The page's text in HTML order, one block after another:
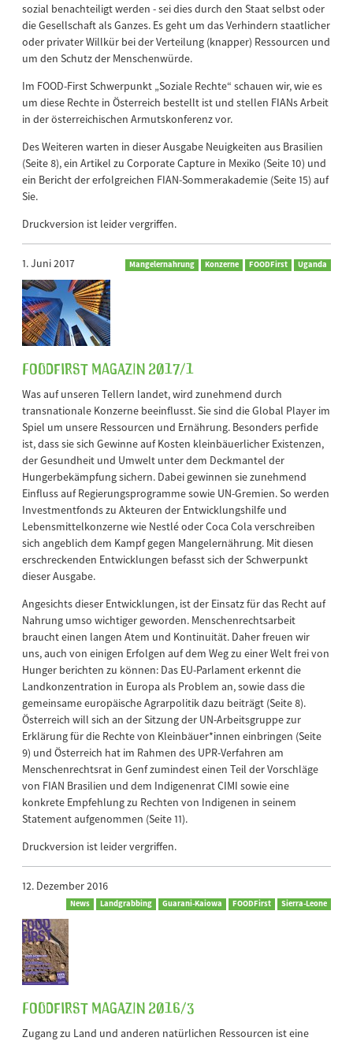
sozial benachteiligt werden - sei dies durch den Staat selbst oder
die Gesellschaft als Ganzes. Es geht um das Verhindern staatlicher
oder privater Willkür bei der Verteilung (knapper) Ressourcen und
um den Schutz der Menschenwürde.
Im FOOD-First Schwerpunkt „Soziale Rechte“ schauen wir, wie es
um diese Rechte in Österreich bestellt ist und stellen FIANs Arbeit
in der österreichischen Armutskonferenz vor.
Des Weiteren warten in dieser Ausgabe Neuigkeiten aus Brasilien
(Seite 8), ein Artikel zu Corporate Capture in Mexiko (Seite 10) und
ein Bericht der erfolgreichen FIAN-Sommerakademie (Seite 15) auf
Sie.
Druckversion ist leider vergriffen.
1. Juni 2017 Mangelernahrung Konzerne FOODFirst Uganda
FOODFirst Magazin 2017/1
Was auf unseren Tellern landet, wird zunehmend durch
transnationale Konzerne beeinflusst. Sie sind die Global Player im
Spiel um unsere Ressourcen und Ernährung. Besonders perfide
ist, dass sie sich Gewinne auf Kosten kleinbäuerlicher Existenzen,
der Gesundheit und Umwelt unter dem Deckmantel der
Hungerbekämpfung sichern. Dabei gewinnen sie zunehmend
Einfluss auf Regierungsprogramme sowie UN-Gremien. So werden
Investmentfonds zu Akteuren der Entwicklungshilfe und
Lebensmittelkonzerne wie Nestlé oder Coca Cola verschreiben
sich angeblich dem Kampf gegen Mangelernährung. Mit diesen
erschreckenden Entwicklungen befasst sich der Schwerpunkt
dieser Ausgabe.
Angesichts dieser Entwicklungen, ist der Einsatz für das Recht auf
Nahrung umso wichtiger geworden. Menschenrechtsarbeit
braucht einen langen Atem und Kontinuität. Daher freuen wir
uns, auch von einigen Erfolgen auf dem Weg zu einer Welt frei von
Hunger berichten zu können: Das EU-Parlament erkennt die
Landkonzentration in Europa als Problem an, sowie dass die
gemeinsame europäische Agrarpolitik dazu beiträgt (Seite 8).
Österreich will sich an der Sitzung der UN-Arbeitsgruppe zur
Erklärung für die Rechte von Kleinbäuer*innen einbringen (Seite
9) und Österreich hat im Rahmen des UPR-Verfahren am
Menschenrechtsrat in Genf zumindest einen Teil der Vorschläge
von FIAN Brasilien und dem Indigenenrat CIMI sowie eine
konkrete Empfehlung zu Rechten von Indigenen in seinem
Statement aufgenommen (Seite 11).
Druckversion ist leider vergriffen.
12. Dezember 2016
News Landgrabbing Guarani-Kaiowa FOODFirst Sierra-Leone
FOODFirst Magazin 2016/3
Zugang zu Land und anderen natürlichen Ressourcen ist eine